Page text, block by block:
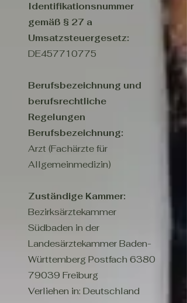
Identifikationsnummer
gemäß § 27 a
Umsatzsteuergesetz:
DE457710775
Berufsbezeichnung und
berufsrechtliche
Regelungen
Berufsbezeichnung:
Arzt (Fachärzte für
Allgemeinmedizin)
Zuständige Kammer:
Bezirksärztekammer
Südbaden in der
Landesärztekammer Baden-
Württemberg Postfach 6380
79039 Freiburg
Verliehen in: Deutschland